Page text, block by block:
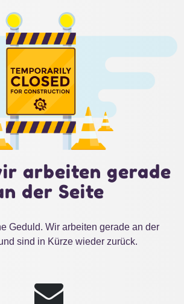
arbeiten gerade
der Seite
Geduld. Wir arbeiten gerade an der
sind in Kürze wieder zurück.